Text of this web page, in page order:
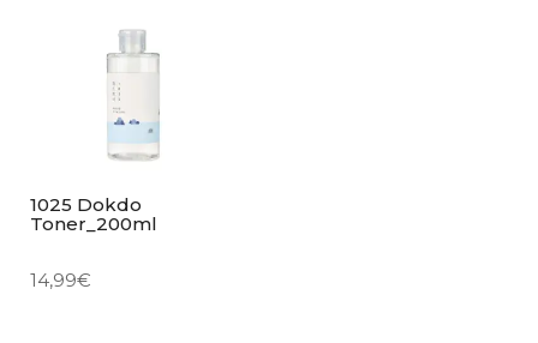
1025 Dokdo
Toner_200ml
14,99€